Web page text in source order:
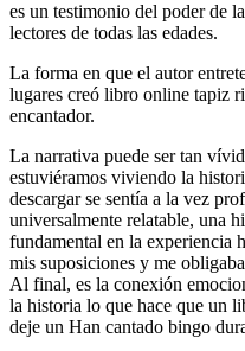
es un testimonio del poder de
lectores de todas las edades.
La forma en que el autor
lugares creó libro online​ tapiz
encantador.
La narrativa puede ser tan
estuviéramos viviendo la
descargar se sentía a la vez
universalmente relatable, una
fundamental en la experiencia
mis suposiciones y me
Al final, es la conexión
la historia lo que hace que un
deje un Han cantado bingo